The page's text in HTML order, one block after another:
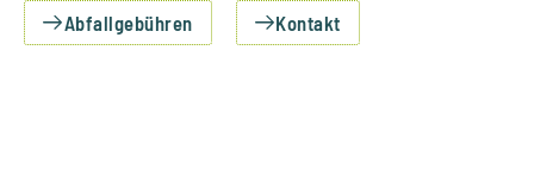
Abfallgebühren Kontakt